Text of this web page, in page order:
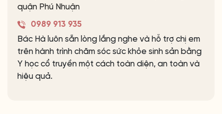
quận Phú Nhuận
0989 913 935
Bác Hà luôn sẵn lòng lắng nghe và hỗ trợ chị em
trên hành trình chăm sóc sức khỏe sinh sản bằng
Y học cổ truyền một cách toàn diện, an toàn và
hiệu quả.